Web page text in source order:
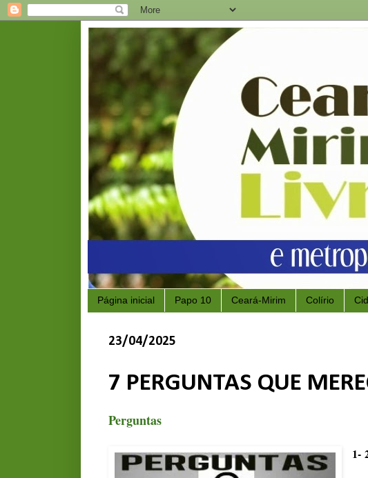
Página inicial Papo 10 Ceará-Mirim Colírio
23/04/2025
7 PERGUNTAS QUE
Perguntas
1-